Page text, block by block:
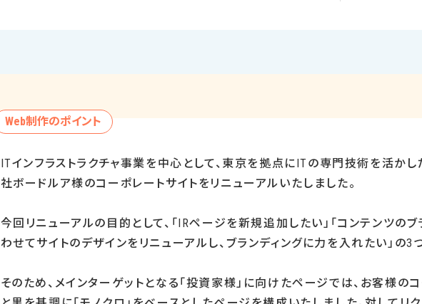
Web制作のポイント
ITインフラストラクチャ事業を中心として、東京を拠点にIT の専門技術を活かし
社ボードルア様のコーポレートサイトをリニューアルいたしました。
今回リニューアルの目的として、「IRページを新規追加したい」「コンテンツのブ
わせてサイトのデザインをリニューアルし、ブランディングに力を入れたい」の3
そのため、メインターゲットとなる「投資家様」に向けたページでは、お客様の